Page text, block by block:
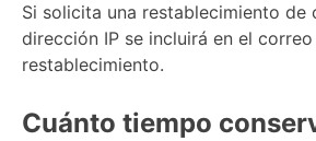
Si solicita una restablecimiento de
dirección IP se incluirá en el
restablecimiento.
Cuánto tiempo